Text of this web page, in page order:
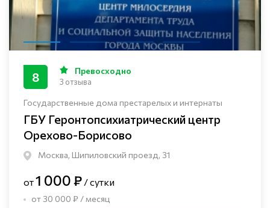
Государственные дома престарелых и интернаты
ГБУ Геронтопсихиатрический центр
Орехово-Борисово
Москва, Шипиловский проезд, 31
8 Превосходно
3 отзыва
от1 000 ₽ / сутки
от 30 000 ₽ / месяц